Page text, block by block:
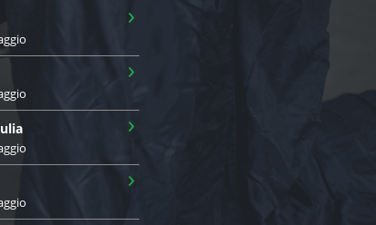
›
›
›
›